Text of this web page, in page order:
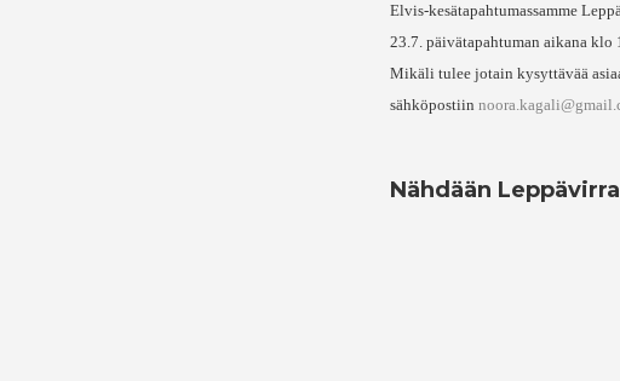
Elvis-kesätapahtumassamme
23.7. päivätapahtuman aikana
Mikäli tulee jotain kysyttävää
sähköpostiin
Nähdään